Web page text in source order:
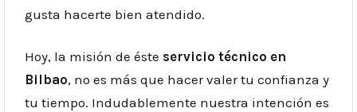
gusta hacerte bien atendido.
Hoy, la misión de éste servicio técnico en
Bilbao, no es más que hacer valer tu confianza y
tu tiempo. Indudablemente nuestra intención es